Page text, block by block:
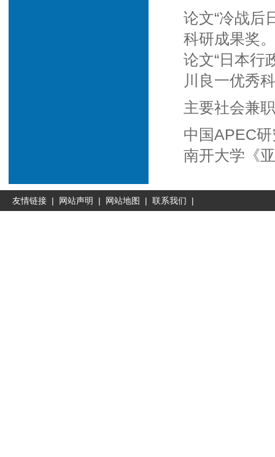
论文“冷战后
科研成果奖。
论文“日本行
川良一优秀
主要社会兼职
中国APEC
南开大学《
友情链接 | 网站声明 | 网站地图 | 联系我们 |